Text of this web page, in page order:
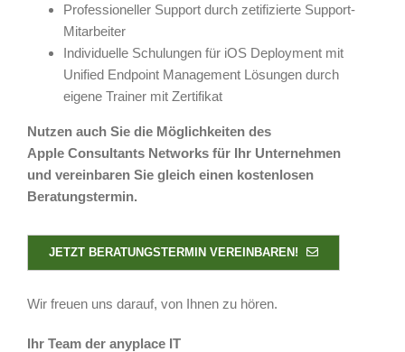
Professioneller Support durch zetifizierte Support-
Mitarbeiter
Individuelle Schulungen für iOS Deployment mit
Unified Endpoint Management Lösungen durch
eigene Trainer mit Zertifikat
Nutzen auch Sie die Möglichkeiten des
Apple Consultants Networks für Ihr Unternehmen
und vereinbaren Sie gleich einen kostenlosen
Beratungstermin.
JETZT BERATUNGSTERMIN VEREINBAREN!
Wir freuen uns darauf, von Ihnen zu hören.
Ihr Team der anyplace IT